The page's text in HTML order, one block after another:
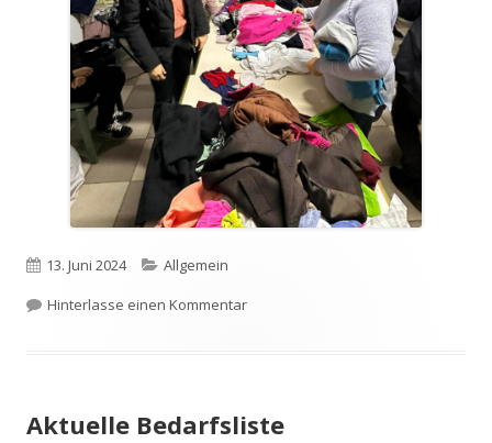
Veröffentlicht
am
13. Juni 2024 Kategorien
Allgemein
Hinterlasse einen Kommentarzu Auch Kleiderspenden sind
Aktuelle Bedarfsliste